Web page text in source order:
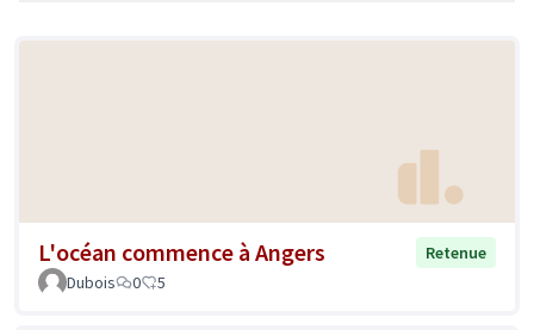
L'océan commence à Angers
Retenue
Dubois
0 5